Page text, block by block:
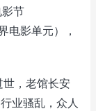
节
电影单元），
，老馆长安
业骚乱，众人